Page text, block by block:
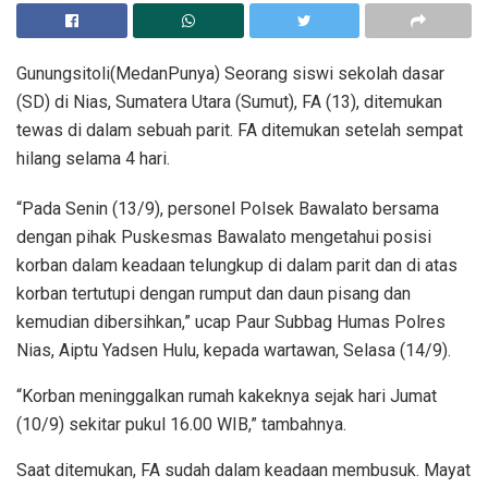
Gunungsitoli(MedanPunya) Seorang siswi sekolah dasar
(SD) di Nias, Sumatera Utara (Sumut), FA (13), ditemukan
tewas di dalam sebuah parit. FA ditemukan setelah sempat
hilang selama 4 hari.
“Pada Senin (13/9), personel Polsek Bawalato bersama
dengan pihak Puskesmas Bawalato mengetahui posisi
korban dalam keadaan telungkup di dalam parit dan di atas
korban tertutupi dengan rumput dan daun pisang dan
kemudian dibersihkan,” ucap Paur Subbag Humas Polres
Nias, Aiptu Yadsen Hulu, kepada wartawan, Selasa (14/9).
“Korban meninggalkan rumah kakeknya sejak hari Jumat
(10/9) sekitar pukul 16.00 WIB,” tambahnya.
Saat ditemukan, FA sudah dalam keadaan membusuk. Mayat